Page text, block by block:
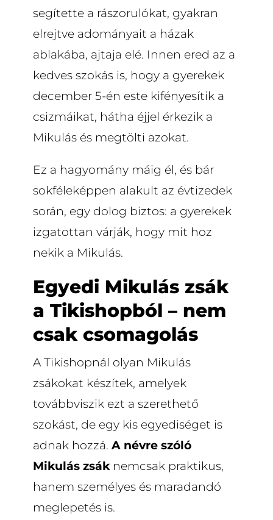
segítette a rászorulókat, gyakran
elrejtve adományait a házak
ablakába, ajtaja elé. Innen ered az a
kedves szokás is, hogy a gyerekek
december 5-én este kifényesítik a
csizmáikat, hátha éjjel érkezik a
Mikulás és megtölti azokat.
Ez a hagyomány máig él, és bár
sokféleképpen alakult az évtizedek
során, egy dolog biztos: a gyerekek
izgatottan várják, hogy mit hoz
nekik a Mikulás.
Egyedi Mikulás zsák
a Tikishopból – nem
csak csomagolás
A Tikishopnál olyan Mikulás
zsákokat készítek, amelyek
továbbviszik ezt a szerethető
szokást, de egy kis egyediséget is
adnak hozzá. A névre szóló
Mikulás zsáknemcsak praktikus,
hanem személyes és maradandó
meglepetés is.